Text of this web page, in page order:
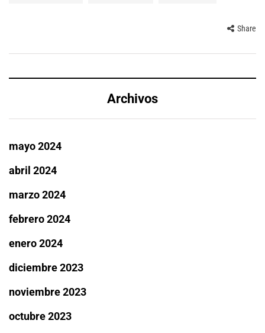
Share
Archivos
mayo 2024
abril 2024
marzo 2024
febrero 2024
enero 2024
diciembre 2023
noviembre 2023
octubre 2023